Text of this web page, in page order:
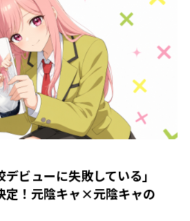
デビューに失敗している」
定！元陰キャ×元陰キャの